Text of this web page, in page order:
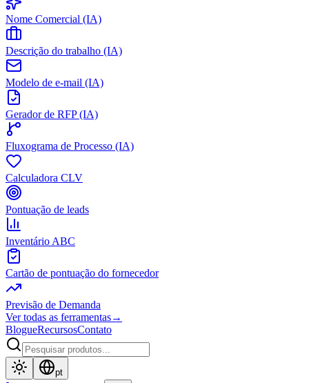
Nome Comercial (IA)
Descrição do trabalho (IA)
Modelo de e-mail (IA)
Gerador de RFP (IA)
Fluxograma de Processo (IA)
Calculadora CLV
Pontuação de leads
Inventário ABC
Cartão de pontuação do fornecedor
Previsão de Demanda
Ver todas as ferramentas→
BlogueRecursosContato
pt